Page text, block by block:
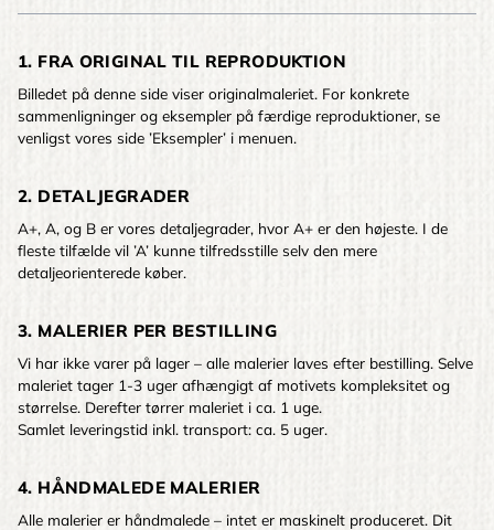
1. FRA ORIGINAL TIL REPRODUKTION
Billedet på denne side viser originalmaleriet. For konkrete
sammenligninger og eksempler på færdige reproduktioner, se
venligst vores side ’Eksempler’ i menuen.
2. DETALJEGRADER
A+, A, og B er vores detaljegrader, hvor A+ er den højeste. I de
fleste tilfælde vil ’A’ kunne tilfredsstille selv den mere
detaljeorienterede køber.
3. MALERIER PER BESTILLING
Vi har ikke varer på lager – alle malerier laves efter bestilling. Selve
maleriet tager 1-3 uger afhængigt af motivets kompleksitet og
størrelse. Derefter tørrer maleriet i ca. 1 uge.
Samlet leveringstid inkl. transport: ca. 5 uger.
4. HÅNDMALEDE MALERIER
Alle malerier er håndmalede – intet er maskinelt produceret. Dit